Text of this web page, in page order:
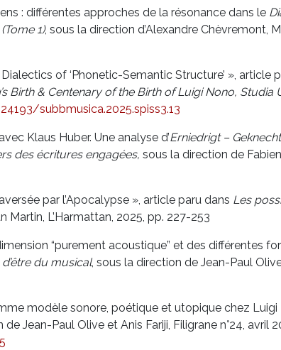
: différentes approches de la résonance dans le
1), sous la direction d’Alexandre Chèvremont,
of ‘Phonetic-Semantic Structure’ », article
Birth & Centenary of the Birth of Luigi Nono,
subbmusica.2025.spiss3.13
Klaus Huber. Une analyse d’Erniedrigt–
des écritures engagées, sous la direction de
par l’Apocalypse », article paru dans Les
Martin, L’Harmattan, 2025, pp. 227-253
“purement acoustique” et des différentes
du musical, sous la direction de Jean-Paul
modèle sonore, poétique et utopique chez Luigi
Jean-Paul Olive et Anis Fariji, Filigrane n°24, avril